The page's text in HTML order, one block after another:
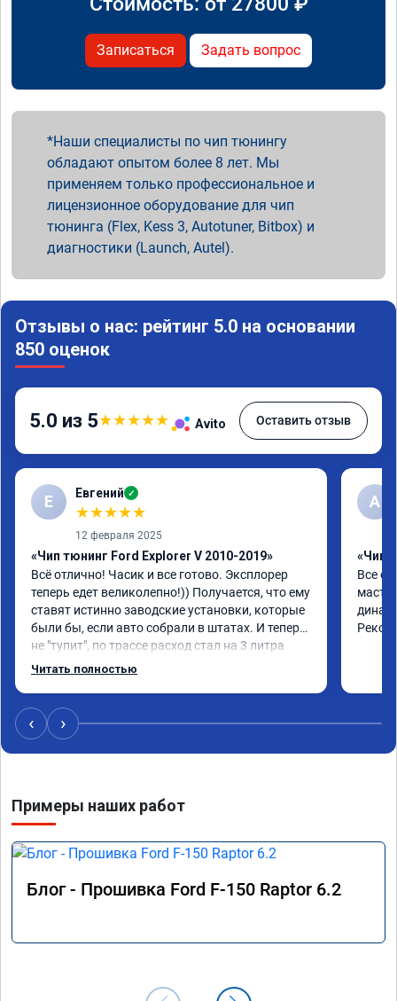
Записаться Задать вопрос
Наши специалисты по чип тюнингу
обладают опытом более 8 лет. Мы
применяем только профессиональное и
лицензионное оборудование для чип
тюнинга (Flex, Kess 3, Autotuner, Bitbox) и
диагностики (Launch, Autel).
Отзывы о нас: рейтинг 5.0 на основании
850 оценок
5.0 из 5★★★★★ Avito Оставить отзыв
Е Евгений ✓
★★★★★
12 февраля 2025
«Чип тюнинг Ford Explorer V 2010-2019»
Всё отлично! Часик и все готово. Эксплорер
теперь едет великолепно!)) Получается, что ему
ставят истинно заводские установки, которые
были бы, если авто собрали в штатах. И теперь
не "тупит", по трассе расход стал на 3 литра
ниже! По городу меньше, если ездить как до
доволен!))
Читать полностью
А
«Чип
Все
‹ ›
Примеры наших работ
Блог - Прошивка Ford F-150 Raptor 6.2